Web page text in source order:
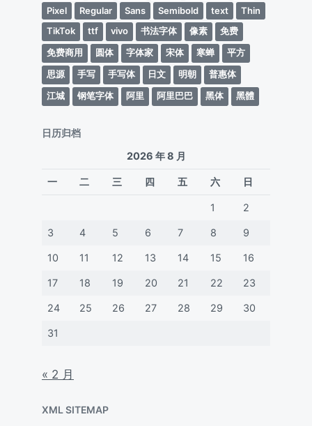
Pixel
Regular Sans Semibold text
Thin
TikTok
ttf vivo 书法字体 像素
免费
免费商用
圆体 字体家 宋体 寒蝉
平方
思源
手写 手写体 日文 明朝
普惠体
江城
钢笔字体 阿里 阿里巴巴 黑体 黑體
日历归档
2026 年 8 月
一 二 三 四 五 六 日
1 2
3 4 5 6 7 8 9
10 11 12 13 14 15 16
17 18 19 20 21 22 23
24 25 26 27 28 29 30
31
« 2 月
XML SITEMAP